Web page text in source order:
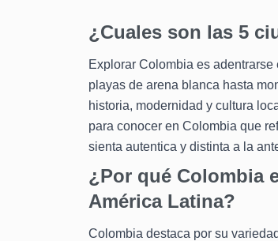
¿Cuales son las 5
Explorar Colombia es
playas de arena blanca hasta
historia, modernidad y cultura
para conocer en Colombia que
sienta autentica y distinta a la
¿Por qué Colombia
América Latina?
Colombia destaca por su